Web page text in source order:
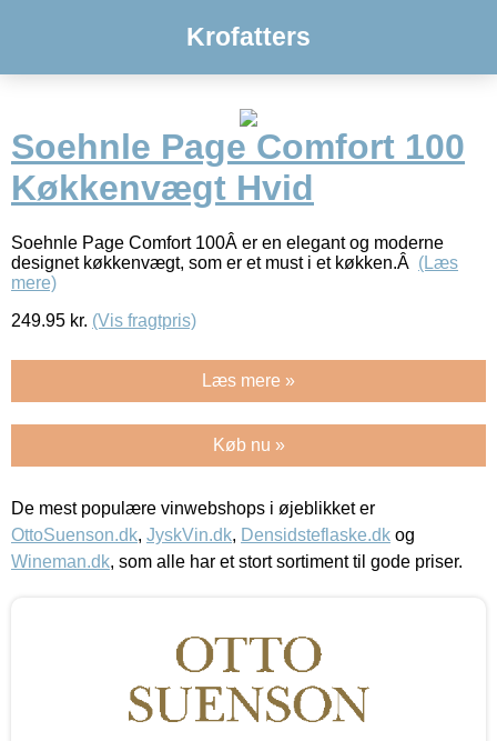
Krofatters
Soehnle Page Comfort 100
Køkkenvægt Hvid
Soehnle Page Comfort 100Â er en elegant og moderne
designet køkkenvægt, som er et must i et køkken.Â (Læs
mere)
249.95 kr. (Vis fragtpris)
Læs mere »
Køb nu »
De mest populære vinwebshops i øjeblikket er
OttoSuenson.dk, JyskVin.dk, Densidsteflaske.dk og
Wineman.dk, som alle har et stort sortiment til gode priser.